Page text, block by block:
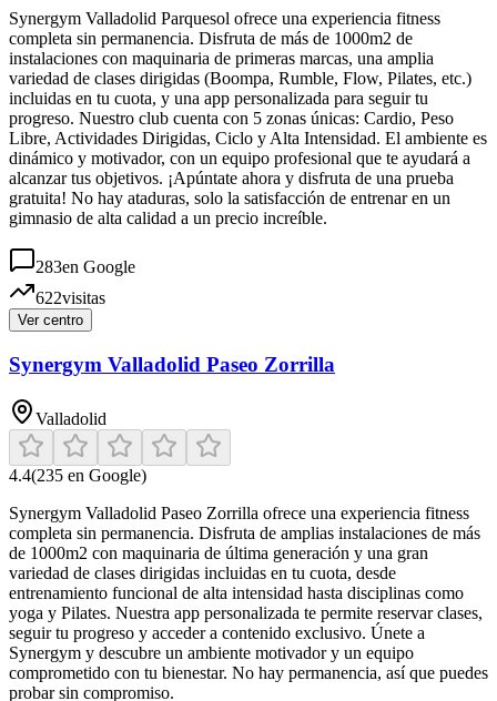
Synergym Valladolid Parquesol ofrece una experiencia fitness
completa sin permanencia. Disfruta de más de 1000m2 de
instalaciones con maquinaria de primeras marcas, una amplia
variedad de clases dirigidas (Boompa, Rumble, Flow, Pilates, etc.)
incluidas en tu cuota, y una app personalizada para seguir tu
progreso. Nuestro club cuenta con 5 zonas únicas: Cardio, Peso
Libre, Actividades Dirigidas, Ciclo y Alta Intensidad. El ambiente es
dinámico y motivador, con un equipo profesional que te ayudará a
alcanzar tus objetivos. ¡Apúntate ahora y disfruta de una prueba
gratuita! No hay ataduras, solo la satisfacción de entrenar en un
gimnasio de alta calidad a un precio increíble.
283en Google
622visitas
Ver centro
Synergym Valladolid Paseo Zorrilla
Valladolid
4.4(235 en Google)
Synergym Valladolid Paseo Zorrilla ofrece una experiencia fitness
completa sin permanencia. Disfruta de amplias instalaciones de más
de 1000m2 con maquinaria de última generación y una gran
variedad de clases dirigidas incluidas en tu cuota, desde
entrenamiento funcional de alta intensidad hasta disciplinas como
yoga y Pilates. Nuestra app personalizada te permite reservar clases,
seguir tu progreso y acceder a contenido exclusivo. Únete a
Synergym y descubre un ambiente motivador y un equipo
comprometido con tu bienestar. No hay permanencia, así que puedes
probar sin compromiso.